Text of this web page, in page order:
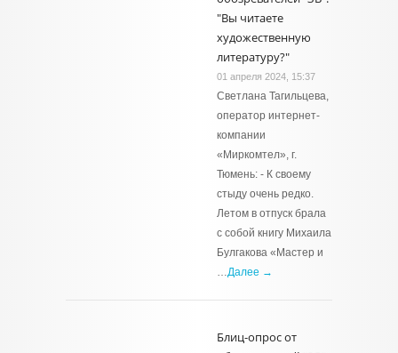
"Вы читаете
художественную
литературу?"
01 апреля 2024, 15:37
Светлана Тагильцева,
оператор интернет-
компании
«Миркомтел», г.
Тюмень: - К своему
стыду очень редко.
Летом в отпуск брала
с собой книгу Михаила
Булгакова «Мастер и
…Далее →
Блиц-опрос от